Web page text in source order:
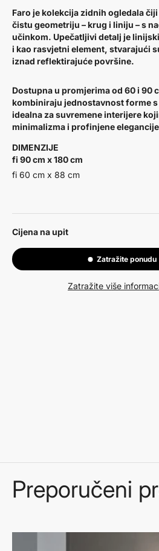
Faro je kolekcija zidnih ogledala
čistu geometriju – krug i liniju – s
učinkom. Upečatljivi detalj je
i kao rasvjetni element, stvarajući
iznad reflektirajuće površine.
Dostupna u promjerima od 60 i 90
kombiniraju jednostavnost forme
idealna za suvremene interijere
minimalizma i profinjene
DIMENZIJE
fi 90 cm x 180 cm
fi 60 cm x 88 cm
Cijena na upit
Zatražite ponudu
Zatražite više
Preporučeni